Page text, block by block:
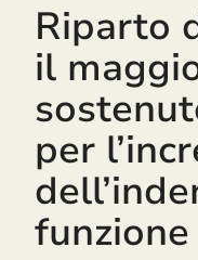
Riparto
il
per
funzione